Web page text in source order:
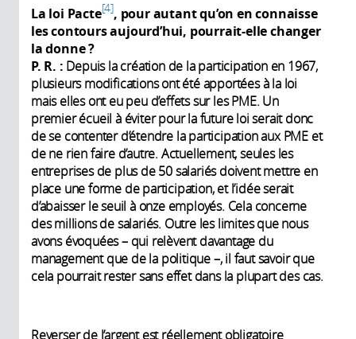
La loi Pacte 4 , pour autant qu’on en connaisse
les contours aujourd’hui, pourrait-elle changer
la donne ?
P. R. : Depuis la création de la participation en 1967,
plusieurs modifications ont été apportées à la loi
mais elles ont eu peu d’effets sur les PME. Un
premier écueil à éviter pour la future loi serait donc
de se contenter d’étendre la participation aux PME et
de ne rien faire d’autre. Actuellement, seules les
entreprises de plus de 50 salariés doivent mettre en
place une forme de participation, et l’idée serait
d’abaisser le seuil à onze employés. Cela concerne
des millions de salariés. Outre les limites que nous
avons évoquées – qui relèvent davantage du
management que de la politique –, il faut savoir que
cela pourrait rester sans effet dans la plupart des cas.
Reverser de l’argent est réellement obligatoire